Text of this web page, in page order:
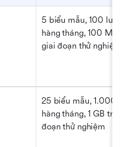
5 biểu mẫu, 100 lượt
hàng tháng, 100 MB
giai đoạn thử nghiệm
25 biểu mẫu, 1.000
hàng tháng, 1 GB
đoạn thử nghiệm